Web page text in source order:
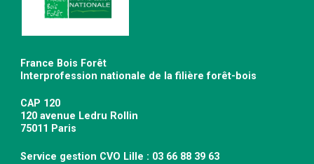
France Bois Forêt
Interprofession nationale de la filière forêt-bois
CAP 120
120 avenue Ledru Rollin
75011 Paris
Service gestion CVO Lille : 03 66 88 39 63